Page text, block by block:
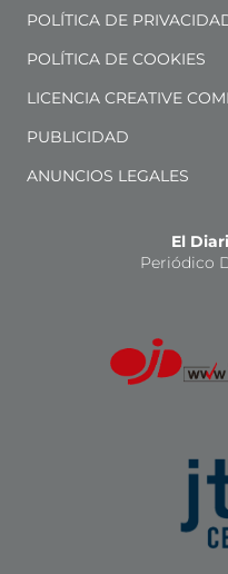
POLÍTICA DE
POLÍTICA DE COOKIES
LICENCIA CREATIVE
PUBLICIDAD
ANUNCIOS LEGALES
El
Periódico